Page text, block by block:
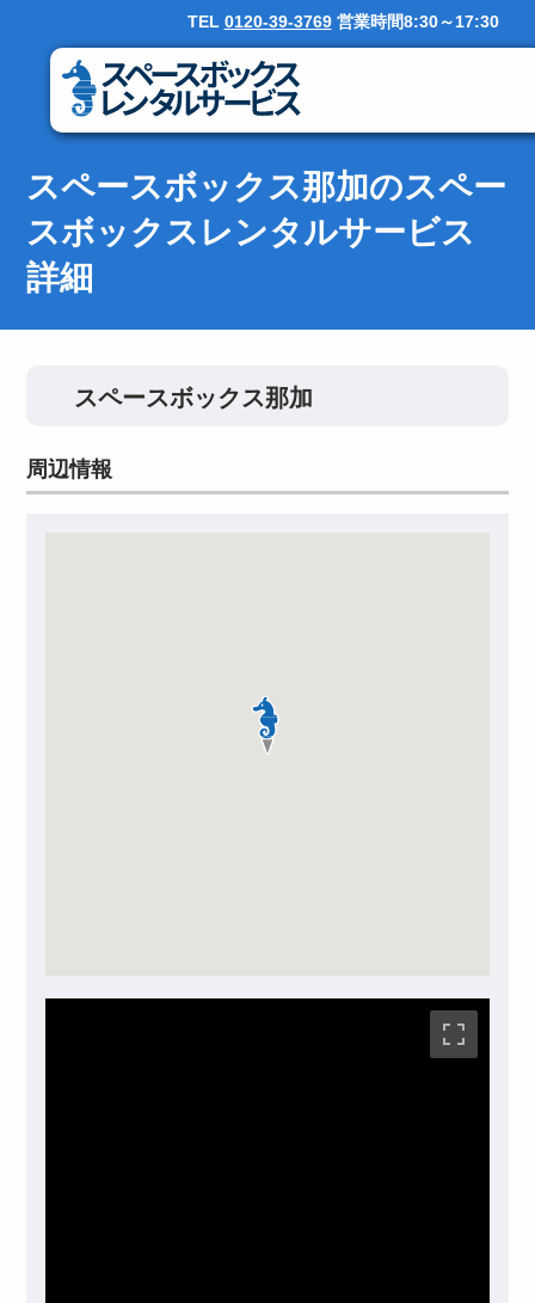
TEL 0120-39-3769営業時間8:30～17:30
スペースボックス那加のスペー
スボックスレンタルサービス
詳細
スペースボックス那加
周辺情報